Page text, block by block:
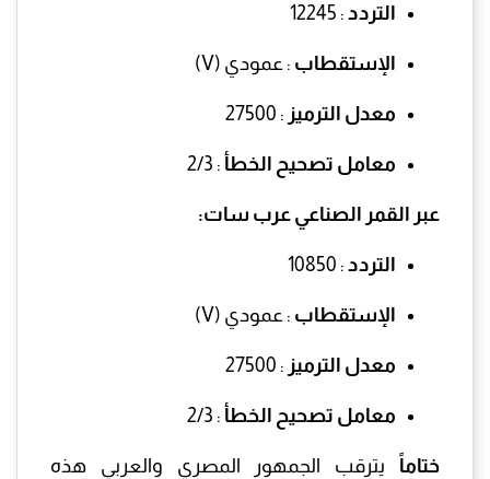
التردد : 12245
الإستقطاب : عمودي (V)
معدل الترميز : 27500
معامل تصحيح الخطأ : 2/3
عبر القمر الصناعي عرب سات:
التردد : 10850
الإستقطاب : عمودي (V)
معدل الترميز : 27500
معامل تصحيح الخطأ : 2/3
ختاماً يترقب الجمهور المصري والعربي هذه